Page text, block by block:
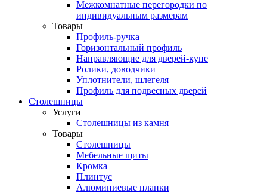
Межкомнатные перегородки по
индивидуальным размерам
Товары
Профиль-ручка
Горизонтальный профиль
Направляющие для дверей-купе
Ролики, доводчики
Уплотнители, шлегеля
Профиль для подвесных дверей
Столешницы
Услуги
Столешницы из камня
Товары
Столешницы
Мебельные щиты
Кромка
Плинтус
Алюминиевые планки